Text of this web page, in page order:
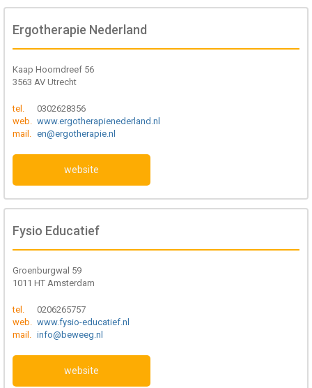
Ergotherapie Nederland
Kaap Hoorndreef 56
3563 AV Utrecht
tel.
0302628356
web.
www.ergotherapienederland.nl
mail.
en@ergotherapie.nl
website
Fysio Educatief
Groenburgwal 59
1011 HT Amsterdam
tel.
0206265757
web.
www.fysio-educatief.nl
mail.
info@beweeg.nl
website